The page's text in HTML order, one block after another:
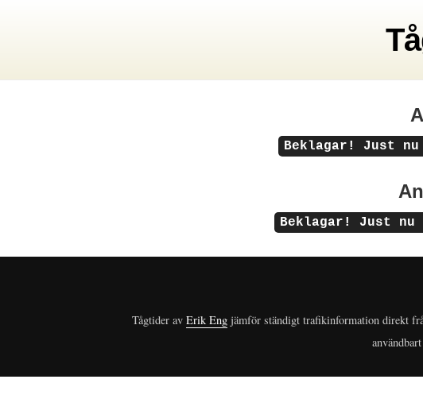
Beklagar! Just
Beklagar! Just
Tågtider av Erik Eng jämför ständigt trafikinformation direkt